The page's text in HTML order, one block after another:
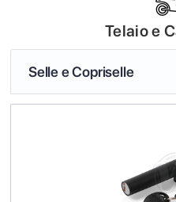
Telaio e
Selle e Copriselle